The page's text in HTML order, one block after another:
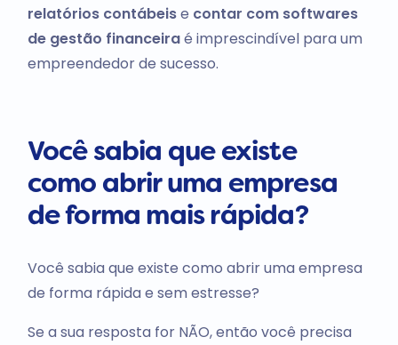
relatórios contábeise contar com softwares
de gestão financeiraé imprescindível para um
empreendedor de sucesso.
Você sabia que existe
como abrir uma empresa
de forma mais rápida?
Você sabia que existe como abrir uma empresa
de forma rápida e sem estresse?
Se a sua resposta for NÃO, então você precisa